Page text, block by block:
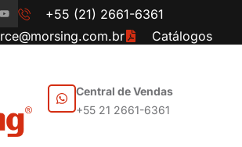
+55 (21) 2661-6361
Catálogos
Central de Vendas
+55 21 2661-6361